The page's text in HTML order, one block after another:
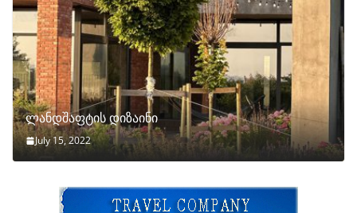
ლანდშაფტის დიზაინი
July 15, 2022